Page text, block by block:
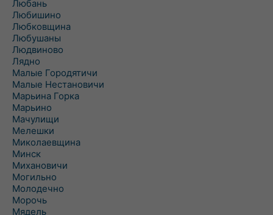
Любань
Любишино
Любковщина
Любушаны
Людвиново
Лядно
Малые Городятичи
Малые Нестановичи
Марьина Горка
Марьино
Мачулищи
Мелешки
Миколаевщина
Минск
Михановичи
Могильно
Молодечно
Морочь
Мядель